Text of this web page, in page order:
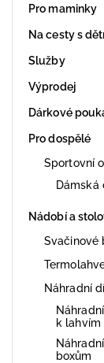
Pro maminky
Na cesty s
Služby
Výprodej
Dárkové
Pro dospělé
Sportovní
Dámská
Nádobí a
Svačinové
Náhradní
k lahvím
boxům